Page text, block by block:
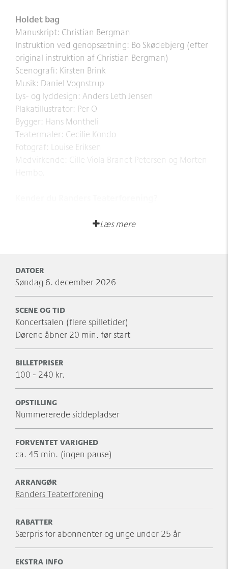
Holdet bag
Manuskript: Christian Bergman
Instruktion ved genopsætning: Bo Skødebjerg (efter
original instruktion af Christian Bergman)
Scenografi: Kirsten Brink
Musik: Daniel Vognstrup
Lys- og lyddesign: Anders Leth Jensen
Plakatillustrator: Per O
Bygger: Hans Montheli
Teatermaler: Cecilie Kondo
Fotograf: Louise Eriksen
Medvirkende: Cille Viola Brandt Petersen og Morten
– og så kan du følge dem
Læs mere
DATOER
søndag 6. december 2026
SCENE OG TID
Koncertsalen (flere spilletider)
Dørene åbner 20 min. før start
BILLETPRISER
100 - 240 kr.
OPSTILLING
Nummererede siddepladser
FORVENTET VARIGHED
ca. 45 min. (ingen pause)
ARRANGØR
Randers Teaterforening
RABATTER
Særpris for abonnenter og unge under 25 år
EKSTRA INFO